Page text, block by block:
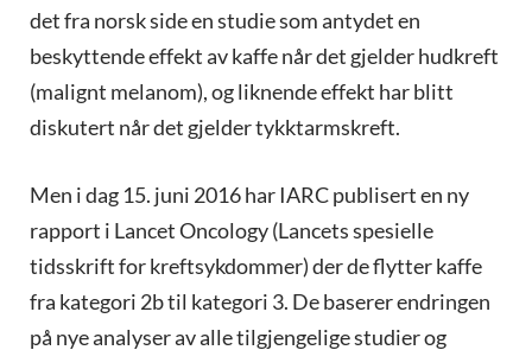
det fra norsk side en studie som antydet en
beskyttende effekt av kaffe når det gjelder hudkreft
(malignt melanom), og liknende effekt har blitt
diskutert når det gjelder tykktarmskreft.
Men i dag 15. juni 2016 har IARC publisert en ny
rapport i Lancet Oncology (Lancets spesielle
tidsskrift for kreftsykdommer) der de flytter kaffe
fra kategori 2b til kategori 3. De baserer endringen
på nye analyser av alle tilgjengelige studier og